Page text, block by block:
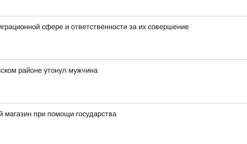
сфере и ответственности за их совершение
районе утонул мужчина
при помощи государства